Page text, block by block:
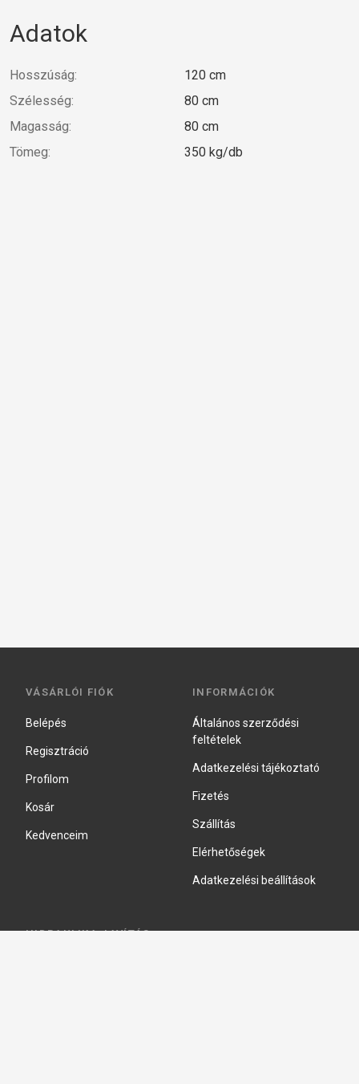
Adatok
Hosszúság:
120 cm
Szélesség:
80 cm
Magasság:
80 cm
Tömeg:
350 kg/db
VÁSÁRLÓI FIÓK
Belépés
Regisztráció
Profilom
Kosár
Kedvenceim
INFORMÁCIÓK
Általános szerződési
feltételek
Adatkezelési tájékoztató
Fizetés
Szállítás
Elérhetőségek
Adatkezelési beállítások
HIDRAULIKA JAVÍTÁS